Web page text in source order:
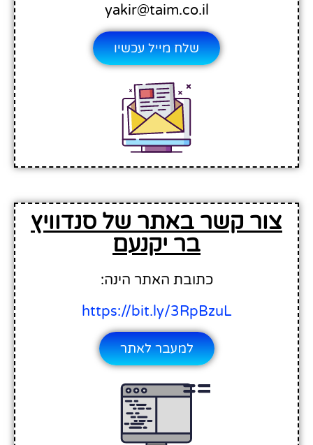
yakir@taim.co.il
שלח מייל עכשיו
צור קשר באתר של סנדוויץ
בר יקנעם
כתובת האתר הינה:
https://bit.ly/3RpBzuL
למעבר לאתר